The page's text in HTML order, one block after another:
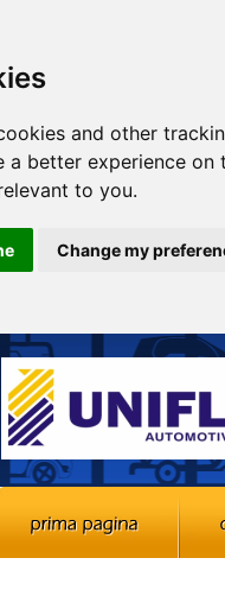
and other
a better experience on
to you.
Change my